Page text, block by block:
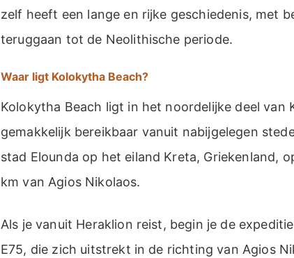
zelf heeft een lange en rijke geschiedenis, met
teruggaan tot de Neolithische periode.
Waar ligt Kolokytha Beach?
Kolokytha Beach ligt in het noordelijke deel van
gemakkelijk bereikbaar vanuit nabijgelegen
stad Elounda op het eiland Kreta, Griekenland,
km van Agios Nikolaos.
Als je vanuit Heraklion reist, begin je de
E75, die zich uitstrekt in de richting van Agios